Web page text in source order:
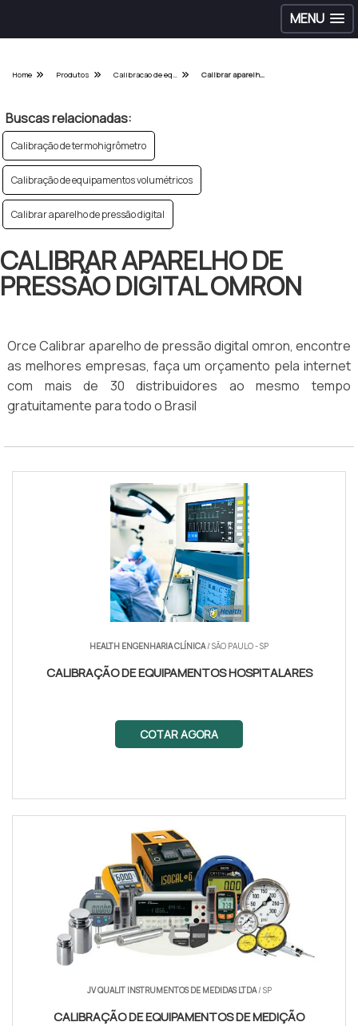
MENU
Home Produtos Calibracao de equipamentos hospitalares - Categoria Calibrar aparelho de pressão digital omron
Buscas relacionadas:
Calibração de termohigrômetro
Calibração de equipamentos volumétricos
Calibrar aparelho de pressão digital
CALIBRAR APARELHO DE
PRESSÃO DIGITAL OMRON
Orce Calibrar aparelho de pressão digital omron, encontre
as melhores empresas, faça um orçamento pela internet
com mais de 30 distribuidores ao mesmo tempo
gratuitamente para todo o Brasil
HEALTH ENGENHARIA CLÍNICA/ SÃO PAULO - SP
CALIBRAÇÃO DE EQUIPA­MENTOS HOSPITALARES
COTAR AGORA
JV QUALIT INSTRUMENTOS DE MEDIDAS LTDA/ SP
CALIBRAÇÃO DE EQUIPAMENTOS DE MEDIÇÃO